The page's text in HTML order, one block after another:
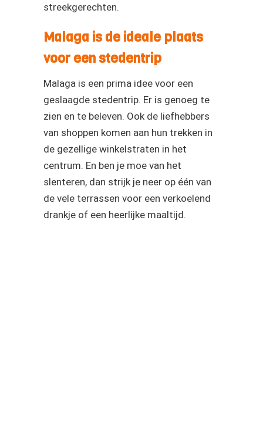
streekgerechten.
Malaga is de ideale plaats
voor een stedentrip
Malaga is een prima idee voor een
geslaagde stedentrip. Er is genoeg te
zien en te beleven. Ook de liefhebbers
van shoppen komen aan hun trekken in
de gezellige winkelstraten in het
centrum. En ben je moe van het
slenteren, dan strijk je neer op één van
de vele terrassen voor een verkoelend
drankje of een heerlijke maaltijd.